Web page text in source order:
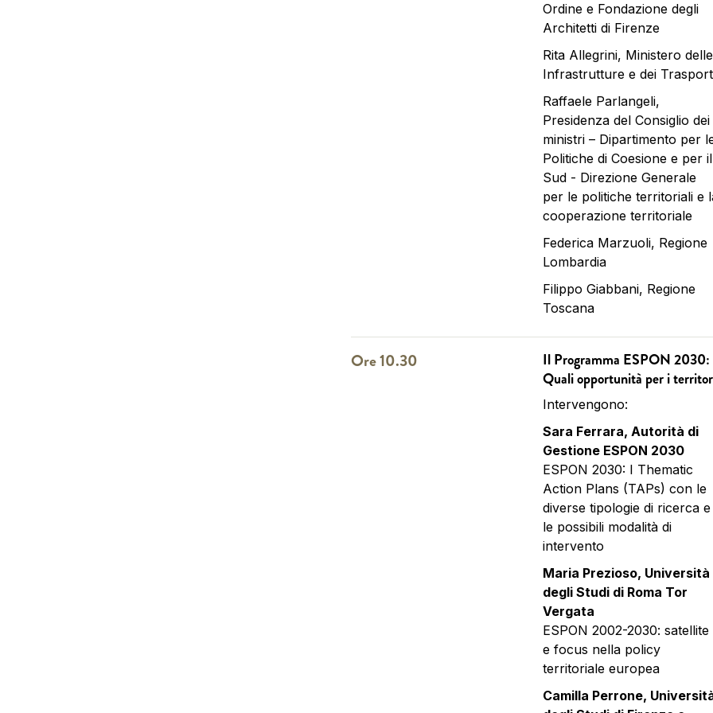
Ordine e Fondazione degli
Architetti di Firenze
Rita Allegrini, Ministero delle
Infrastrutture e dei
Raffaele Parlangeli,
Presidenza del Consiglio dei
ministri – Dipartimento per
Politiche di Coesione e per il
Sud - Direzione Generale
per le politiche territoriali e
cooperazione territoriale
Federica Marzuoli, Regione
Lombardia
Filippo Giabbani, Regione
Toscana
Ore 10.30
Il Programma ESPON 2030:
Quali opportunità per i
Intervengono:
Sara Ferrara, Autorità di
Gestione ESPON 2030
ESPON 2030: I Thematic
Action Plans (TAPs) con le
diverse tipologie di ricerca e
le possibili modalità di
intervento
Maria Prezioso, Università
degli Studi di Roma Tor
Vergata
ESPON 2002-2030: satellite
e focus nella policy
territoriale europea
Camilla Perrone,